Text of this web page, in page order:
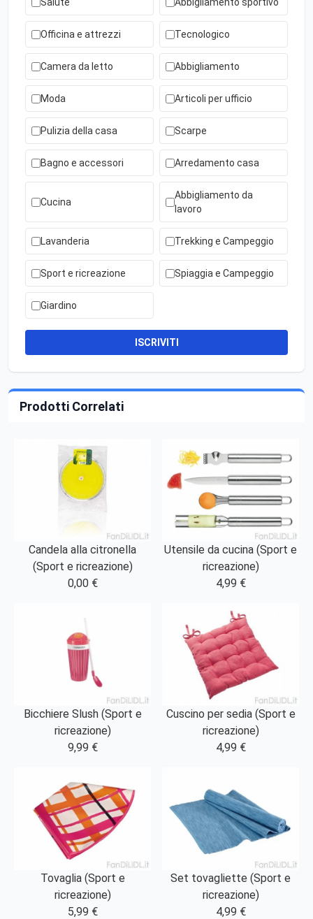
Salute Abbigliamento sportivo
Officina e attrezzi Tecnologico
Camera da letto Abbigliamento
Moda Articoli per ufficio
Pulizia della casa Scarpe
Bagno e accessori Arredamento casa
Cucina
Abbigliamento da
lavoro
Lavanderia Trekking e Campeggio
Sport e ricreazione Spiaggia e Campeggio
Giardino
ISCRIVITI
Prodotti Correlati
Candela alla citronella
(Sport e ricreazione)
0,00 €
Utensile da cucina (Sport e
ricreazione)
4,99 €
Bicchiere Slush (Sport e
ricreazione)
9,99 €
Cuscino per sedia (Sport e
ricreazione)
4,99 €
Tovaglia (Sport e
ricreazione)
5,99 €
Set tovagliette (Sport e
ricreazione)
4,99 €